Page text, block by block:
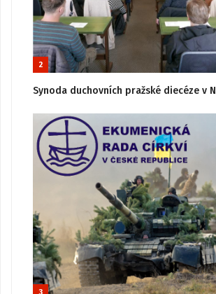
2
Synoda duchovních pražské diecéze v
3